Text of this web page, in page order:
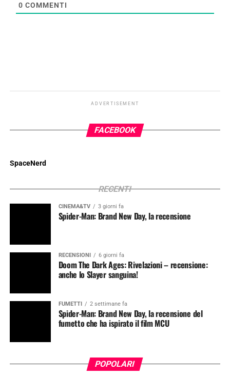
0 COMMENTI
ADVERTISEMENT
FACEBOOK
SpaceNerd
RECENTI
CINEMA&TV 3 giorni fa
Spider-Man: Brand New Day, la recensione
RECENSIONI 6 giorni fa
Doom The Dark Ages: Rivelazioni – recensione:
anche lo Slayer sanguina!
FUMETTI 2 settimane fa
Spider-Man: Brand New Day, la recensione del
fumetto che ha ispirato il film MCU
POPOLARI